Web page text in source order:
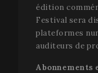
édition
Festival sera
plateformes
auditeurs de
Abonnements